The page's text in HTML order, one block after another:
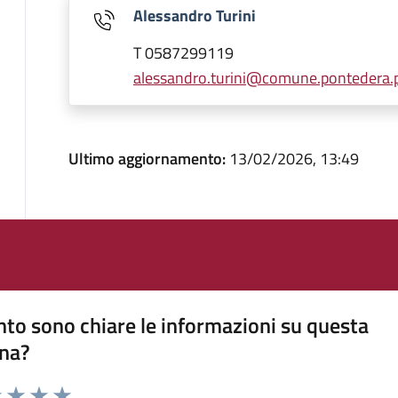
Alessandro Turini
T 0587299119
Ultimo aggiornamento: 13/02/2026, 13:49
sono chiare le informazioni su questa